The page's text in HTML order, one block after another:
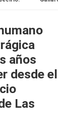
años
desde el
Las